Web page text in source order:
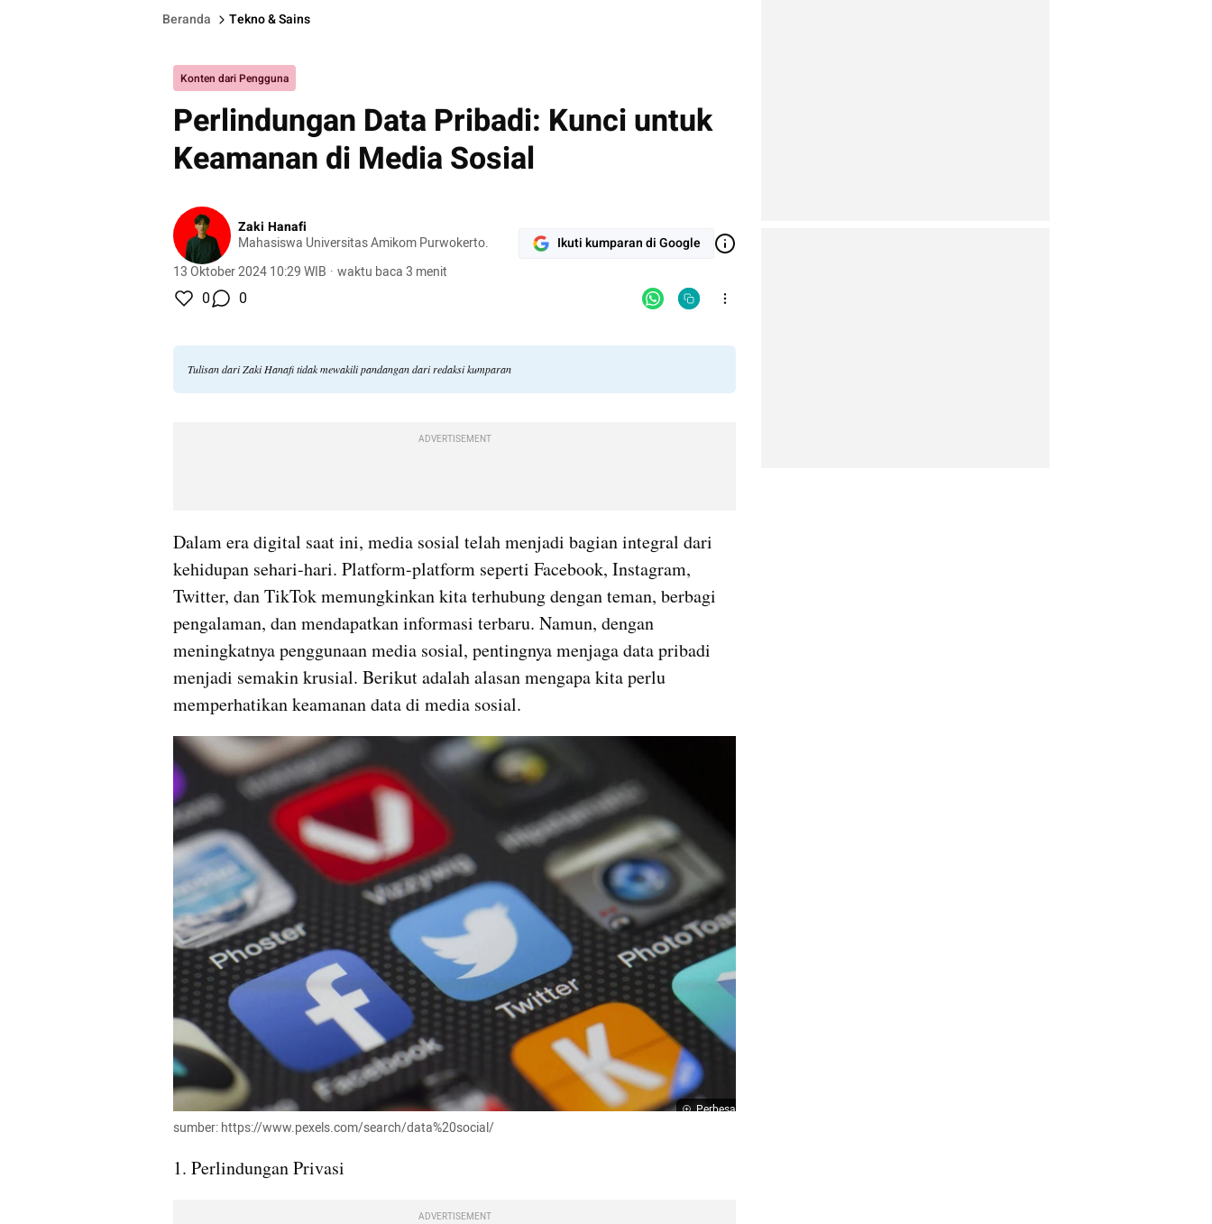
Beranda Tekno & Sains
Konten dari Pengguna
Perlindungan Data Pribadi: Kunci untuk
Keamanan di Media Sosial
Zaki Hanafi
Mahasiswa Universitas Amikom Purwokerto.
13 Oktober 2024 10:29 WIB · waktu baca 3 menit
Ikuti kumparan di Google
0 0
Tulisan dari Zaki Hanafi tidak mewakili pandangan dari redaksi kumparan
ADVERTISEMENT
Dalam era digital saat ini, media sosial telah menjadi bagian integral dari
kehidupan sehari-hari. Platform-platform seperti Facebook, Instagram,
Twitter, dan TikTok memungkinkan kita terhubung dengan teman, berbagi
pengalaman, dan mendapatkan informasi terbaru. Namun, dengan
meningkatnya penggunaan media sosial, pentingnya menjaga data pribadi
menjadi semakin krusial. Berikut adalah alasan mengapa kita perlu
memperhatikan keamanan data di media sosial.
Perbesar
sumber: https://www.pexels.com/search/data%20social/
1. Perlindungan Privasi
ADVERTISEMENT